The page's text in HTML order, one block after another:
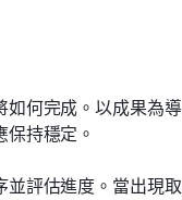
何完成。以成果為
持穩定。
評估進度。當出現